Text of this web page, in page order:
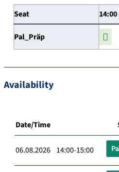
Seat 14:00
Pal_Präp
Availability
Date/Time
06.08.2026 14:00-15:00